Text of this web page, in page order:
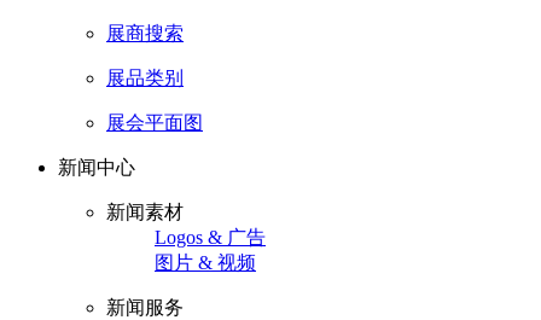
展商搜索
展品类别
展会平面图
新闻中心
新闻素材
Logos & 广告
图片 & 视频
新闻服务